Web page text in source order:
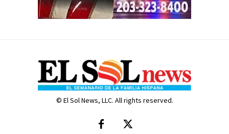
© El Sol News, LLC. All rights reserved.